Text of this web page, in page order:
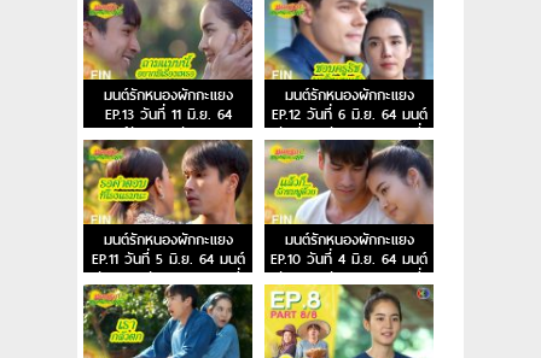
มนต์รักหนองผักกะแยง
EP.13 วันที่ 11 มิ.ย. 64
มนต์รักหนองผักกะแยง
ตอนจบ
มนต์รักหนองผักกะแยง
EP.12 วันที่ 6 มิ.ย. 64 มนต์
รักหนองผักกะแยง ตอนที่
12
มนต์รักหนองผักกะแยง
EP.11 วันที่ 5 มิ.ย. 64 มนต์
รักหนองผักกะแยง ตอนที่
11
มนต์รักหนองผักกะแยง
EP.10 วันที่ 4 มิ.ย. 64 มนต์
รักหนองผักกะแยง ตอนที่
10